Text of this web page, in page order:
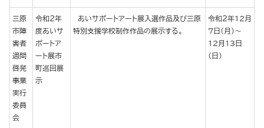
三原
市障
害者
週間
啓発
事業
実行
委員
会
令和２年
度あいサ
ポートア
ート展市
町巡回展
示
あいサポートアート展入選作品及び三原
特別支援学校制作作品の展示する。
令和２年12月
７日（月）～
12月13日
（日）